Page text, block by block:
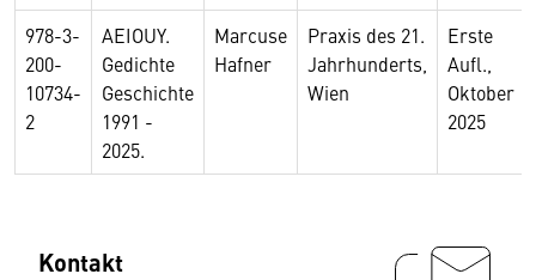
978-3-
200-
10734-
2
AEIOUY.
Gedichte
Geschichte
1991 -
2025.
Marcuse
Hafner
Praxis des 21.
Jahrhunderts,
Wien
Erste
Aufl.,
Oktober
2025
Kontakt